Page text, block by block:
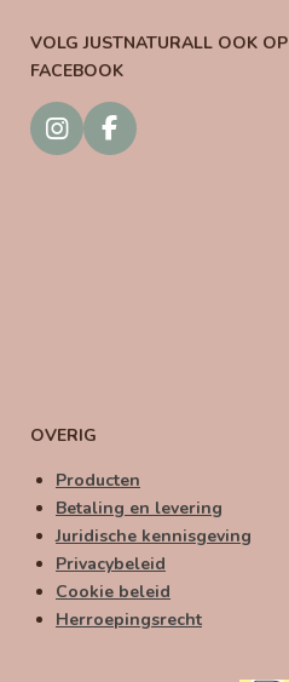
VOLG JUSTNATURALL OOK OP
FACEBOOK
I
n
F
a
OVERIG
Producten
Betaling en levering
Juridische kennisgeving
Privacybeleid
Cookie beleid
Herroepingsrecht